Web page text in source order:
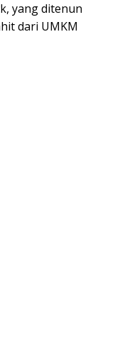
yang ditenun
dari UMKM